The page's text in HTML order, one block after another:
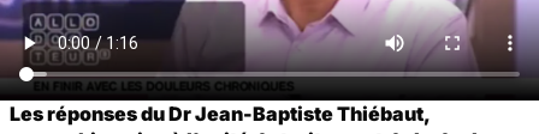
Les réponses du Dr Jean-Baptiste Thiébaut,